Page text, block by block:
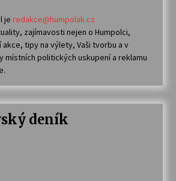
je redakce@humpolak.cz
zajímavosti nejen o Humpolci,
tipy na výlety, Vaši tvorbu a v
místních politických uskupení a reklamu
deník